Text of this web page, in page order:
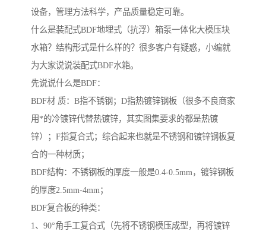
设备，管理方法科学，产品质量稳定可靠。
什么是装配式BDF地埋式（抗浮）箱泵一体化大模压块
水箱？结构形式是什么样的？很多客户有疑惑，小编就
为大家说说装配式BDF水箱。
先说说什么是BDF：
BDF材 质：B指不锈钢；D指热镀锌钢板（很多不良商家
用*的冷镀锌代替热镀锌，其实图集要求的都是热镀
锌）；F指复合式；综合起来也就是不锈钢和镀锌钢板复
合的一种材质；
BDF结构：不锈钢板的厚度一般是0.4-0.5mm，镀锌钢板
的厚度2.5mm-4mm；
BDF复合板的种类：
1、90°角手工复合式（先将不锈钢模压成型，再将镀锌